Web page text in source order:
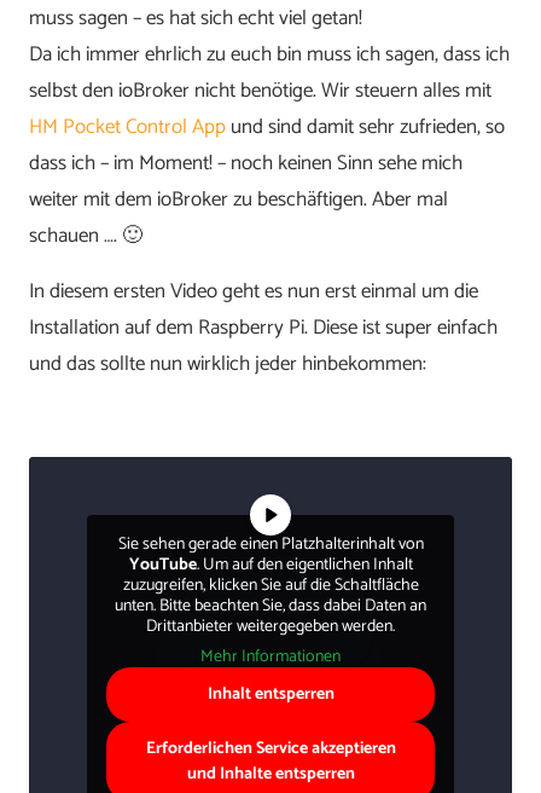
muss sagen – es hat sich echt viel getan!
Da ich immer ehrlich zu euch bin muss ich sagen, dass ich
selbst den ioBroker nicht benötige. Wir steuern alles mit
HM Pocket Control Appund sind damit sehr zufrieden, so
dass ich – im Moment! – noch keinen Sinn sehe mich
weiter mit dem ioBroker zu beschäftigen. Aber mal
schauen …. 🙂
In diesem ersten Video geht es nun erst einmal um die
Installation auf dem Raspberry Pi. Diese ist super einfach
und das sollte nun wirklich jeder hinbekommen:
Sie sehen gerade einen Platzhalterinhalt von
YouTube. Um auf den eigentlichen Inhalt
zuzugreifen, klicken Sie auf die Schaltfläche
unten. Bitte beachten Sie, dass dabei Daten an
Drittanbieter weitergegeben werden.
Mehr Informationen
Inhalt entsperren
Erforderlichen Service akzeptieren
und Inhalte entsperren